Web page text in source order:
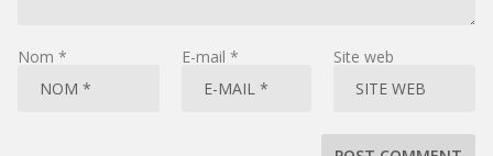
Nom * E-mail * Site web